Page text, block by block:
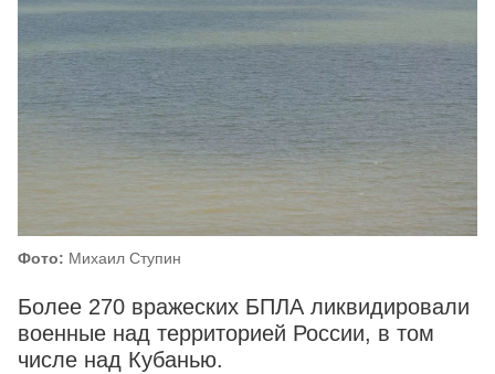
Фото: Михаил Ступин
Более 270 вражеских БПЛА ликвидировали
военные над территорией России, в том
числе над Кубанью.